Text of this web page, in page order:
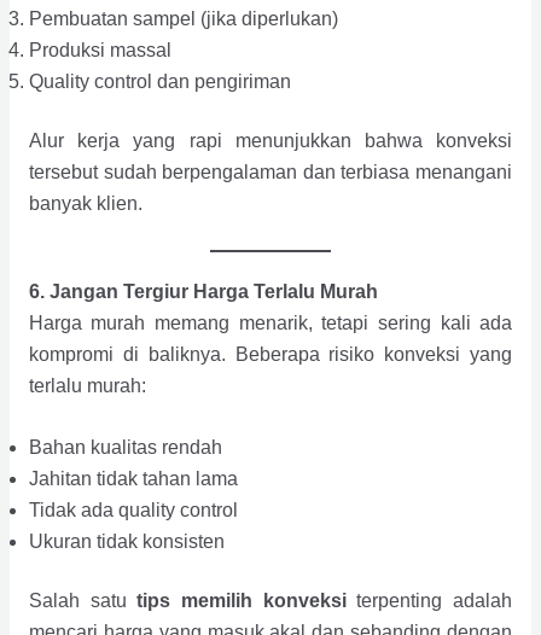
Pembuatan sampel (jika diperlukan)
Produksi massal
Quality control dan pengiriman
Alur kerja yang rapi menunjukkan bahwa konveksi
tersebut sudah berpengalaman dan terbiasa menangani
banyak klien.
6. Jangan Tergiur Harga Terlalu Murah
Harga murah memang menarik, tetapi sering kali ada
kompromi di baliknya. Beberapa risiko konveksi yang
terlalu murah:
Bahan kualitas rendah
Jahitan tidak tahan lama
Tidak ada quality control
Ukuran tidak konsisten
Salah satutips memilih konveksiterpenting adalah